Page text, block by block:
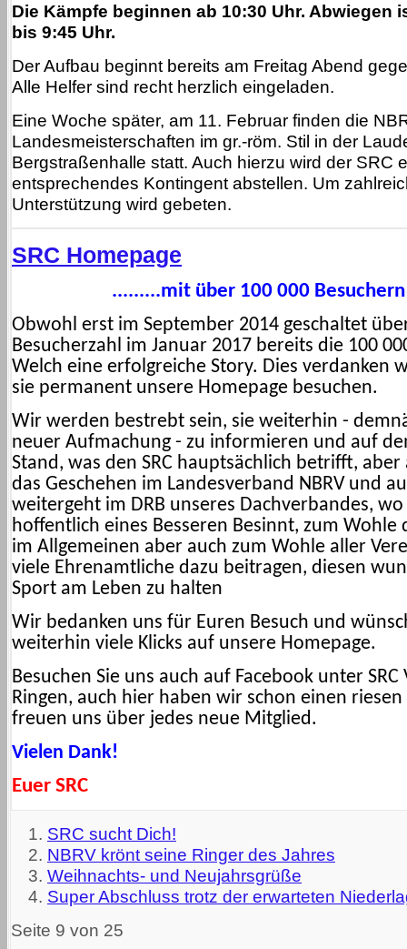
Die Kämpfe beginnen ab 10:30 Uhr. Abwiegen
bis 9:45 Uhr.
Der Aufbau beginnt bereits am Freitag Abend
Alle Helfer sind recht herzlich eingeladen.
Eine Woche später, am 11. Februar finden die
Landesmeisterschaften im gr.-röm. Stil in der
Bergstraßenhalle statt. Auch hierzu wird der SRC
entsprechendes Kontingent abstellen. Um
Unterstützung wird gebeten.
SRC Homepage
.........mit über 100 000
Obwohl erst im September 2014 geschaltet
Besucherzahl im Januar 2017 bereits die 100
Welch eine erfolgreiche Story. Dies verdanken
sie permanent unsere Homepage besuchen.
Wir werden bestrebt sein, sie weiterhin -
neuer Aufmachung - zu informieren und auf
Stand, was den SRC hauptsächlich betrifft,
das Geschehen im Landesverband NBRV und
weitergeht im DRB unseres Dachverbandes,
hoffentlich eines Besseren Besinnt, zum Wohle
im Allgemeinen aber auch zum Wohle aller
viele Ehrenamtliche dazu beitragen, diesen
Sport am Leben zu halten
Wir bedanken uns für Euren Besuch und
weiterhin viele Klicks auf unsere Homepage.
Besuchen Sie uns auch auf Facebook unter
Ringen, auch hier haben wir schon einen
freuen uns über jedes neue Mitglied.
Vielen Dank!
Euer SRC
SRC sucht Dich!
NBRV krönt seine Ringer des Jahres
Weihnachts- und Neujahrsgrüße
Super Abschluss trotz der erwarteten
Seite 9 von 25